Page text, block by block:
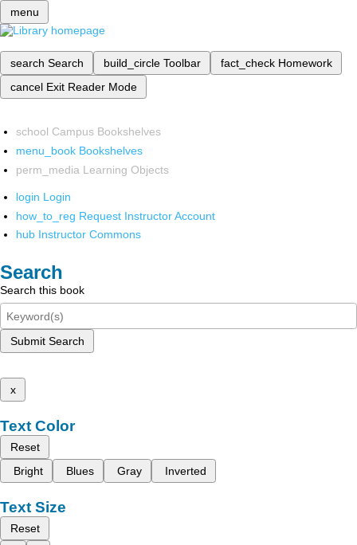
menu
search Search build_circle Toolbar fact_check Homework
cancel Exit Reader Mode
school Campus Bookshelves
menu_book Bookshelves
perm_media Learning Objects
login Login
how_to_reg Request Instructor Account
hub Instructor Commons
Search
Search this book
Submit Search
x
Text Color
Reset
Bright
Blues Gray Inverted
Text Size
Reset